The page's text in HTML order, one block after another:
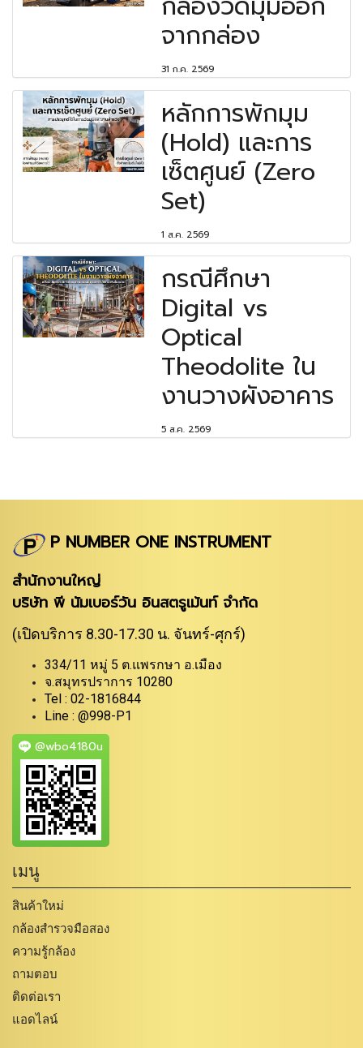
จากกล่อง
31 ก.ค. 2569
หลักการพักมุม
(Hold) และการ
เซ็ตศูนย์ (Zero
Set)
1 ส.ค. 2569
กรณีศึกษา
Digital vs
Optical
Theodolite ใน
งานวางผังอาคาร
5 ส.ค. 2569
P NUMBER ONE INSTRUMENT
สำนักงานใหญ่
บริษัท พี นัมเบอร์วัน อินสตรูเม้นท์ จำกัด
(เปิดบริการ 8.30-17.30 น. จันทร์-ศุกร์)
334/11 หมู่ 5 ต.แพรกษา อ.เมือง
จ.สมุทรปราการ 10280
Tel : 02-1816844
Line : @998-P1
@wbo4180u
เมนู
สินค้าใหม่
กล้องสำรวจมือสอง
ความรู้กล้อง
ถามตอบ
ติดต่อเรา
แอดไลน์